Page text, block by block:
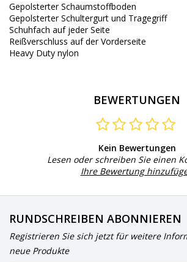
Gepolsterter Schaumstoffboden
Gepolsterter Schultergurt und Tragegriff
Schuhfach auf jeder Seite
Reißverschluss auf der Vorderseite
Heavy Duty nylon
BEWERTUNGEN
Kein Bewertungen
Lesen oder schreiben Sie einen
Ihre Bewertung
RUNDSCHREIBEN ABONNIEREN
Registrieren Sie sich jetzt für weitere
neue Produkte